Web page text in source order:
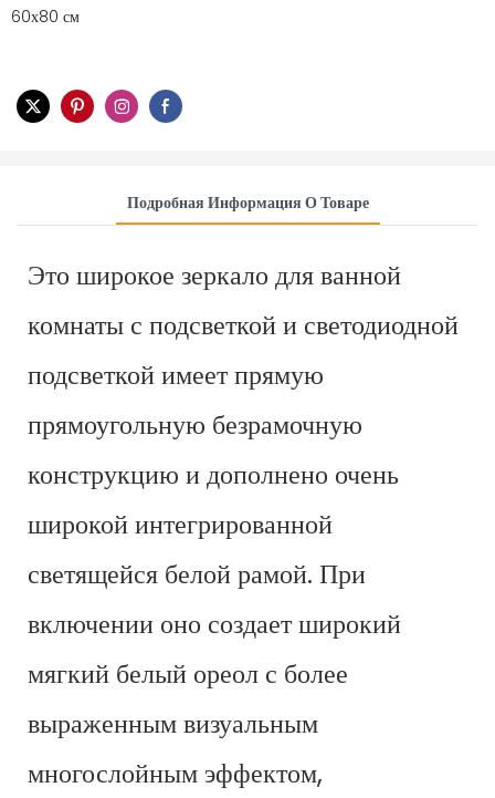
60х80 см
Подробная Информация О Товаре
Это широкое зеркало для ванной
комнаты с подсветкой и светодиодной
подсветкой имеет прямую
прямоугольную безрамочную
конструкцию и дополнено очень
широкой интегрированной
светящейся белой рамой. При
включении оно создает широкий
мягкий белый ореол с более
выраженным визуальным
многослойным эффектом,